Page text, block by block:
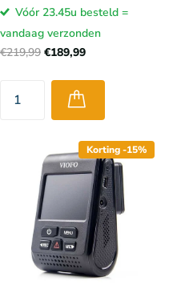
Vóór 23.45u besteld =
vandaag verzonden
€219,99 €189,99
Korting -15%